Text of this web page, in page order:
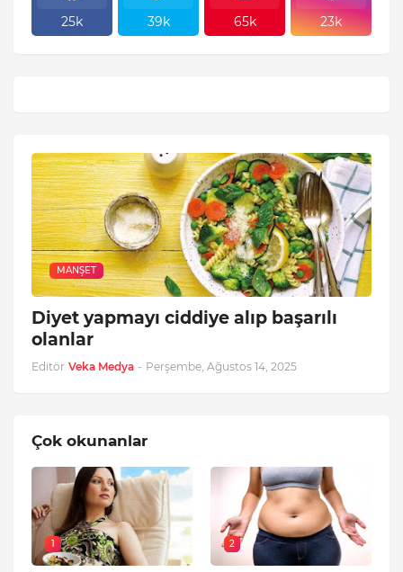
25k 39k 65k 23k
MANŞET
Diyet yapmayı ciddiye alıp başarılı
olanlar
Editör Veka Medya - Perşembe, Ağustos 14, 2025
Çok okunanlar
1 2